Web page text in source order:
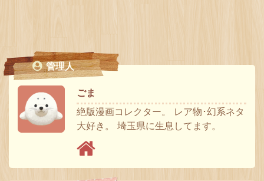
管理人
ごま
絶版漫画コレクター。 レア物･幻系ネタ
大好き。 埼玉県に生息してます。